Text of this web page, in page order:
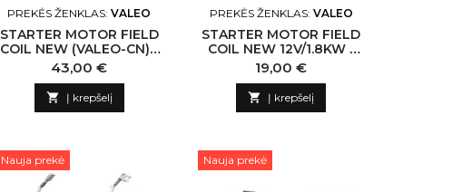
PREKĖS ŽENKLAS:VALEO
STARTER MOTOR FIELD
COIL NEW (VALEO-CN) -
LVH N233853 VALEO-CN
Kaina
43,00 €
 Į krepšelį
PREKĖS ŽENKLAS: VALEO
STARTER MOTOR FIELD
COIL NEW 12V/1.8KW -
NLP18 N138857 VALEO-
CN
Kaina
19,00 €
 Į krepšelį
Nauja prekė Nauja prekė